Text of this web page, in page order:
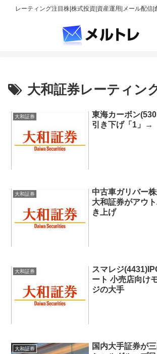
レーティング注目株|株式投資|資産運用|メール配信|
大和証券レーティン
大和証券
東海カーボン
引き下げ「1」→
大和証券
中古車ガリバー
大和証券がアウ
き上げ
大和証券
スマレジ
ート 小売店向け
ジの大手
大和証券
国内大手証券が